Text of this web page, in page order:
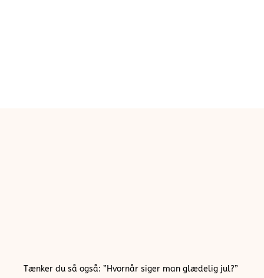
Tænker du så også: ”Hvornår siger man glædelig jul?”